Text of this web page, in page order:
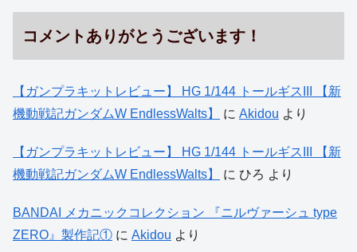
コメントありがとうございます！
【ガンプラキットレビュー】 HG 1/144 トールギスIII 【新
機動戦記ガンダムW EndlessWalts】
に Akidou より
【ガンプラキットレビュー】 HG 1/144 トールギスIII 【新
機動戦記ガンダムW EndlessWalts】
に ひろ より
BANDAI メカニックコレクション 『ニルヴァーシュ type
ZERO』製作記① に Akidou より